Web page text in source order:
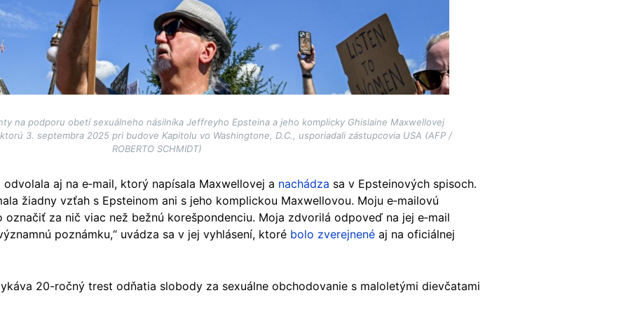
na podporu obetí sexuálneho násilníka Jeffreyho Epsteina a jeho komplicky Ghislaine Maxwellovej
3. septembra 2025 pri budove Kapitolu vo Washingtone, D.C., usporiadali zástupcovia USA (AFP /
ROBERTO SCHMIDT)
aj na e‑mail, ktorý napísala Maxwellovej a nachádza sa v Epsteinových spisoch.
žiadny vzťah s Epsteinom ani s jeho komplickou Maxwellovou. Moju e‑mailovú
za nič viac než bežnú korešpondenciu. Moja zdvorilá odpoveď na jej e‑mail
poznámku,“ uvádza sa v jej vyhlásení, ktoré bolo zverejnené aj na oficiálnej
20-ročný trest odňatia slobody za sexuálne obchodovanie s maloletými dievčatami